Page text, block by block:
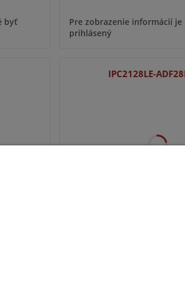
byť
Pre zobrazenie informácií
prihlásený
IPC2128LE-